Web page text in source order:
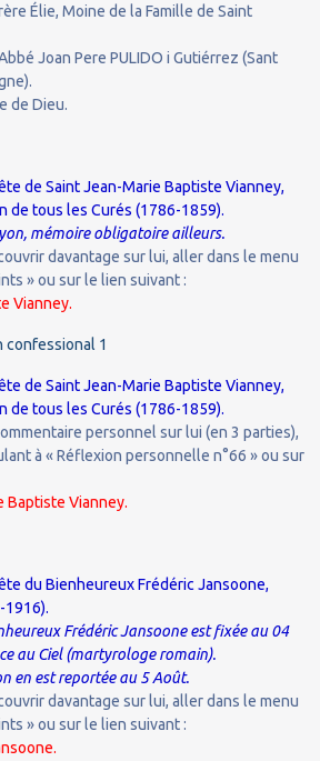
Élie, Moine de la Famille de Saint
Joan Pere PULIDO i Gutiérrez (Sant
de Dieu.
de Saint Jean-Marie Baptiste Vianney,
de tous les Curés (1786-1859).
mémoire obligatoire ailleurs.
davantage sur lui, aller dans le menu
» ou sur le lien suivant :
Vianney.
de Saint Jean-Marie Baptiste Vianney,
de tous les Curés (1786-1859).
personnel sur lui (en 3 parties),
à « Réflexion personnelle n°66 » ou sur
Baptiste Vianney.
du Bienheureux Frédéric Jansoone,
1916).
Frédéric Jansoone est fixée au 04
au Ciel (martyrologe romain).
en est reportée au 5 Août.
davantage sur lui, aller dans le menu
» ou sur le lien suivant :